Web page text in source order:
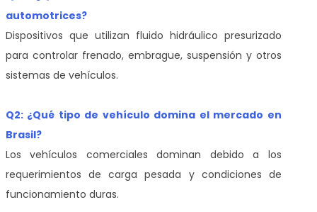
automotrices?
Dispositivos que utilizan fluido hidráulico presurizado
para controlar frenado, embrague, suspensión y otros
sistemas de vehículos.
Q2: ¿Qué tipo de vehículo domina el mercado en
Brasil?
Los vehículos comerciales dominan debido a los
requerimientos de carga pesada y condiciones de
funcionamiento duras.